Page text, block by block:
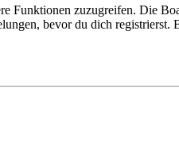
Funktionen zuzugreifen. Die
bevor du dich registrierst.